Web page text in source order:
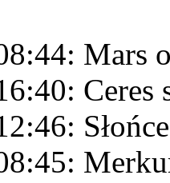
Mars
Ceres